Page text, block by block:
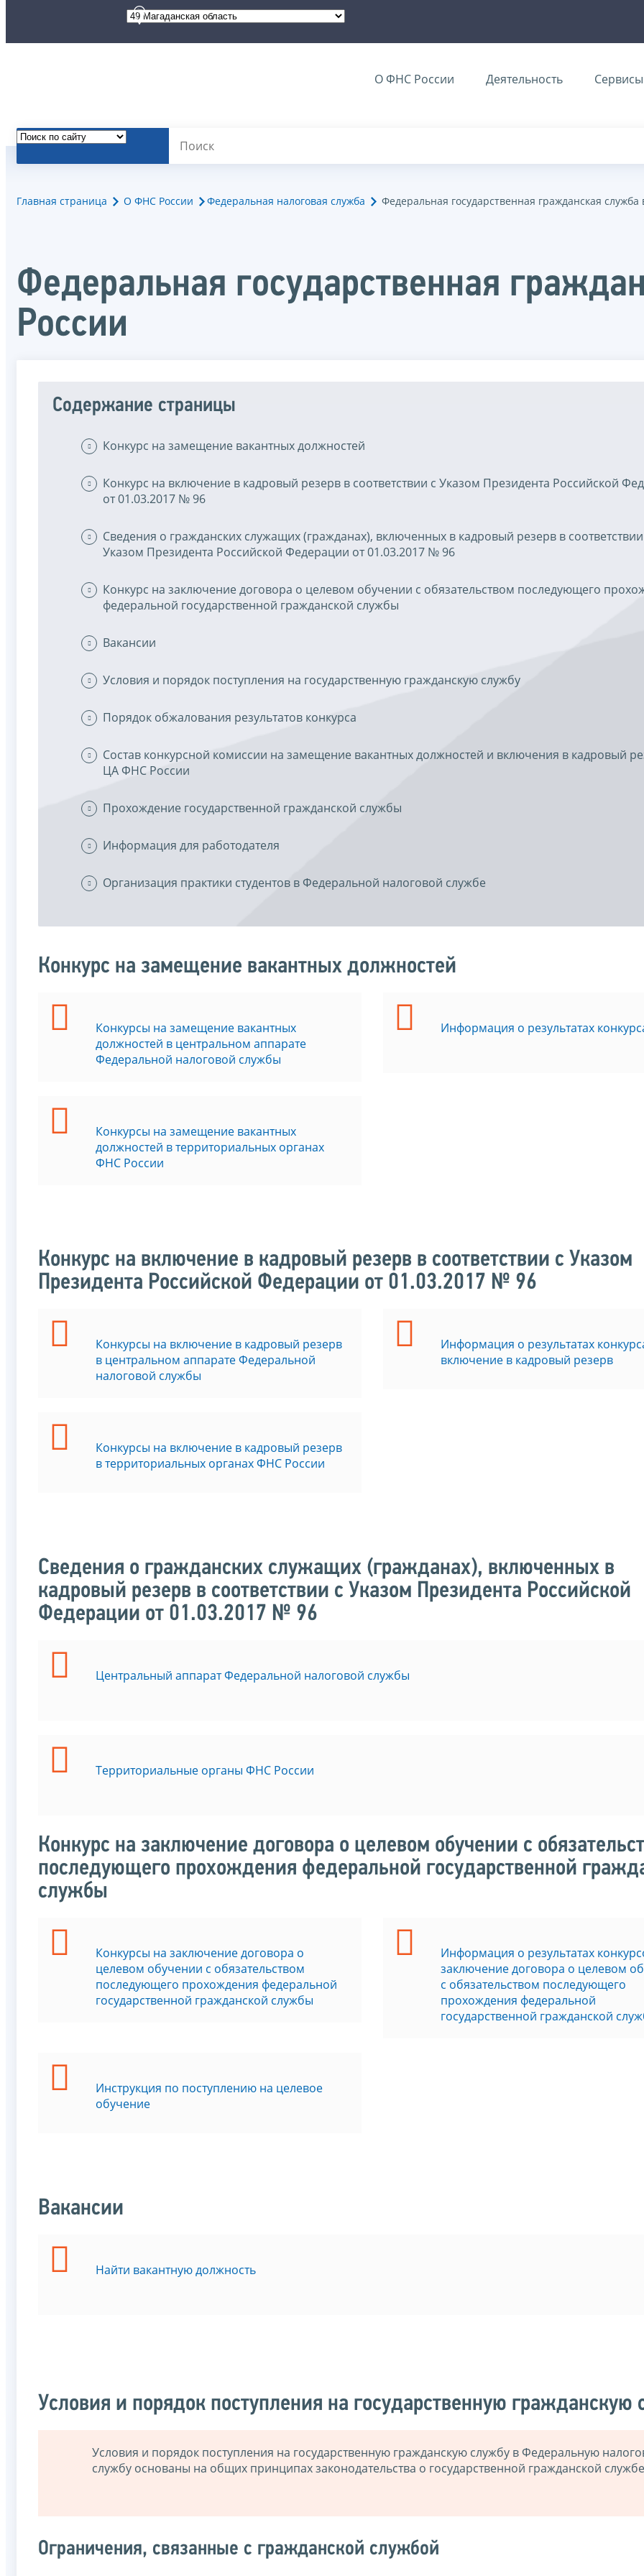
О ФНС России Деятельность Сервисы
Главная страница О ФНС России Федеральная налоговая служба Федеральная государственная гражданская
Федеральная государственная
России
Содержание страницы
Конкурс на замещение вакантных должностей
Конкурс на включение в кадровый резерв в соответствии с Указом Президента Российской
от 01.03.2017 № 96
Сведения о гражданских служащих (гражданах), включенных в кадровый резерв в
Указом Президента Российской Федерации от 01.03.2017 № 96
Конкурс на заключение договора о целевом обучении с обязательством последующего
федеральной государственной гражданской службы
Вакансии
Условия и порядок поступления на государственную гражданскую службу
Порядок обжалования результатов конкурса
Состав конкурсной комиссии на замещение вакантных должностей и включения в кадровый
ЦА ФНС России
Прохождение государственной гражданской службы
Информация для работодателя
Организация практики студентов в Федеральной налоговой службе
Конкурс на замещение вакантных должностей
Конкурсы на замещение вакантных
должностей в центральном аппарате
Федеральной налоговой службы
Конкурсы на замещение вакантных
должностей в территориальных органах
ФНС России
Информация о результатах
Конкурс на включение в кадровый резерв в соответствии с Указом
Президента Российской Федерации от 01.03.2017 № 96
Конкурсы на включение в кадровый резерв
в центральном аппарате Федеральной
налоговой службы
Конкурсы на включение в кадровый резерв
в территориальных органах ФНС России
Информация о результатах
включение в кадровый резерв
Сведения о гражданских служащих (гражданах), включенных в
кадровый резерв в соответствии с Указом Президента Российской
Федерации от 01.03.2017 № 96
Центральный аппарат Федеральной налоговой службы
Территориальные органы ФНС России
Конкурс на заключение договора о целевом обучении с
последующего прохождения федеральной государственной
службы
Конкурсы на заключение договора о
целевом обучении с обязательством
последующего прохождения федеральной
государственной гражданской службы
Информация о результатах
заключение договора о целевом
с обязательством последующего
прохождения федеральной
государственной гражданской
Инструкция по поступлению на целевое
обучение
Вакансии
Найти вакантную должность
Условия и порядок поступления на государственную гражданскую
Условия и порядок поступления на государственную гражданскую службу в Федеральную
службу основаны на общих принципах законодательства о государственной гражданской
Ограничения, связанные с гражданской службой